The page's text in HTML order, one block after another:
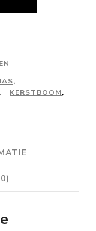
,
, KERSTBOOM,